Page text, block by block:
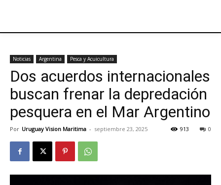
Noticias Argentina Pesca y Acuicultura
Dos acuerdos internacionales
buscan frenar la depredación
pesquera en el Mar Argentino
Por Uruguay Vision Maritima - septiembre 23, 2025 0
913